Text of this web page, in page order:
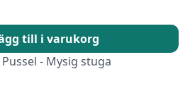
till i varukorg